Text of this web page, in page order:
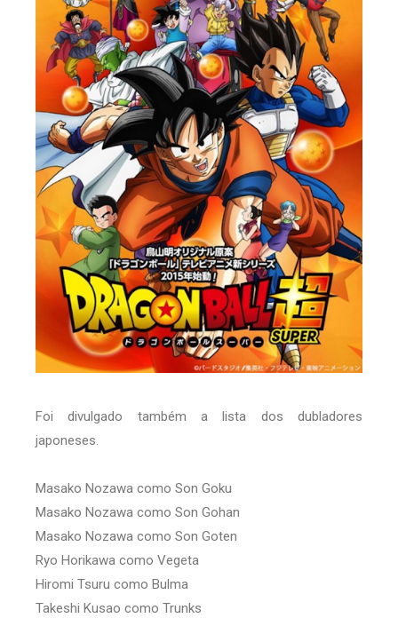
Foi divulgado também a lista dos dubladores
japoneses.
Masako Nozawa como Son Goku
Masako Nozawa como Son Gohan
Masako Nozawa como Son Goten
Ryo Horikawa como Vegeta
Hiromi Tsuru como Bulma
Takeshi Kusao como Trunks